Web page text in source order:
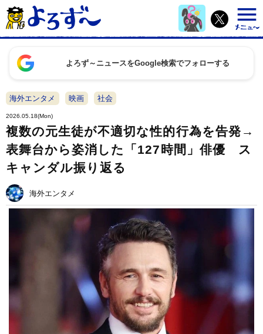
よろず～ニュースをGoogle検索でフォローする
海外エンタメ 映画 社会
2026.05.18(Mon)
複数の元生徒が不適切な性的行為を告発→
表舞台から姿消した「127時間」俳優 ス
キャンダル振り返る
海外エンタメ